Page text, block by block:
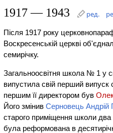
1917 — 1943 ред.
Після 1917 року
Воскресенській церкві
семирічку.
Загальноосвітня школа № 1 у
випустила свій перший випуск
першим її директором був
Його змінив Серновець Андрій
старого приміщення школи два
була реформована в